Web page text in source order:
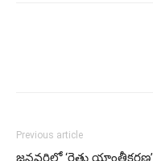
Previous article
జనవరిలో ‘రైతు యాంత్రీకరణ’